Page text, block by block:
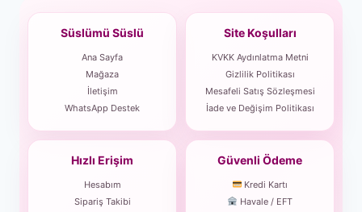
Süslümü Süslü
Ana Sayfa
Mağaza
İletişim
WhatsApp Destek
Site Koşulları
KVKK Aydınlatma Metni
Gizlilik Politikası
Mesafeli Satış Sözleşmesi
İade ve Değişim Politikası
Hızlı Erişim
Hesabım
Sipariş Takibi
Güvenli Ödeme
Kredi Kartı
Havale / EFT